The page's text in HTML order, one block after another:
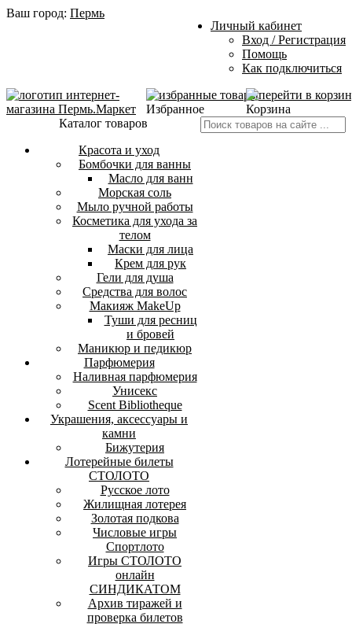
Ваш город: Пермь
Личный кабинет
Вход / Регистрация
Помощь
Как подключиться
Избранное
Корзина
Каталог товаров
Красота и уход
Бомбочки для ванны
Масло для ванн
Морская соль
Мыло ручной работы
Косметика для ухода за
телом
Маски для лица
Крем для рук
Гели для душа
Средства для волос
Макияж MakeUp
Туши для ресниц
и бровей
Маникюр и педикюр
Парфюмерия
Наливная парфюмерия
Унисекс
Scent Bibliotheque
Украшения, аксессуары и
камни
Бижутерия
Лотерейные билеты
СТОЛОТО
Русское лото
Жилищная лотерея
Золотая подкова
Числовые игры
Спортлото
Игры СТОЛОТО
онлайн
СИНДИКАТОМ
Архив тиражей и
проверка билетов